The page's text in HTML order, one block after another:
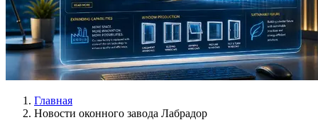
Главная
Новости оконного завода Лабрадор